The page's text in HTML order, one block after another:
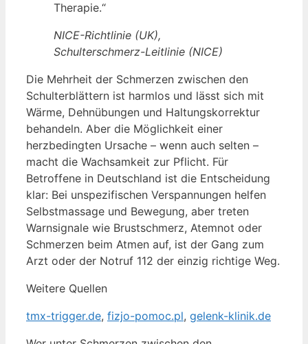
Therapie.“
NICE-Richtlinie (UK),
Schulterschmerz-Leitlinie (NICE)
Die Mehrheit der Schmerzen zwischen den
Schulterblättern ist harmlos und lässt sich mit
Wärme, Dehnübungen und Haltungskorrektur
behandeln. Aber die Möglichkeit einer
herzbedingten Ursache – wenn auch selten –
macht die Wachsamkeit zur Pflicht. Für
Betroffene in Deutschland ist die Entscheidung
klar: Bei unspezifischen Verspannungen helfen
Selbstmassage und Bewegung, aber treten
Warnsignale wie Brustschmerz, Atemnot oder
Schmerzen beim Atmen auf, ist der Gang zum
Arzt oder der Notruf 112 der einzig richtige Weg.
Weitere Quellen
tmx-trigger.de, fizjo-pomoc.pl, gelenk-klinik.de